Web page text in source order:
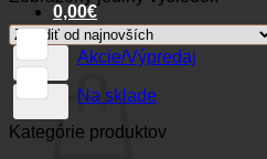
0,00€
Košík
Akcie/Výpredaj
Na sklade
Kategórie produktov